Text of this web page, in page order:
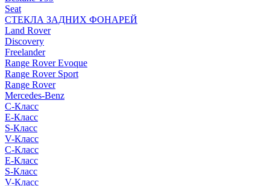
Seat
СТЕКЛА ЗАДНИХ ФОНАРЕЙ
Land Rover
Discovery
Freelander
Range Rover Evoque
Range Rover Sport
Range Rover
Mercedes-Benz
C-Класс
E-Класс
S-Класс
V-Класс
C-Класс
E-Класс
S-Класс
V-Класс